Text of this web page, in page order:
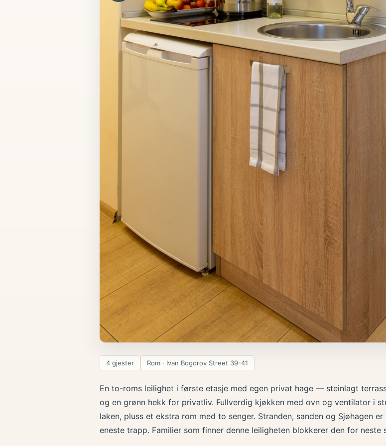
4 gjester Rom · Ivan Bogorov Street 39-41
En to-roms leilighet i første etasje med egen privat hage — steinlagt
og en grønn hekk for privatliv. Fullverdig kjøkken med ovn og ventilator i
laken, pluss et ekstra rom med to senger. Stranden, sanden og Sjøhagen
eneste trapp. Familier som finner denne leiligheten blokkerer den for